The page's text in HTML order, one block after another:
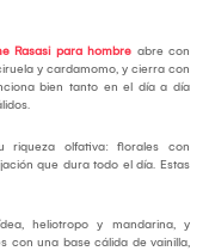
Rasasi para hombre abre con
y cardamomo, y cierra con
bien tanto en el día a día
riqueza olfativa: florales con
que dura todo el día. Estas
heliotropo y mandarina, y
con una base cálida de vainilla,